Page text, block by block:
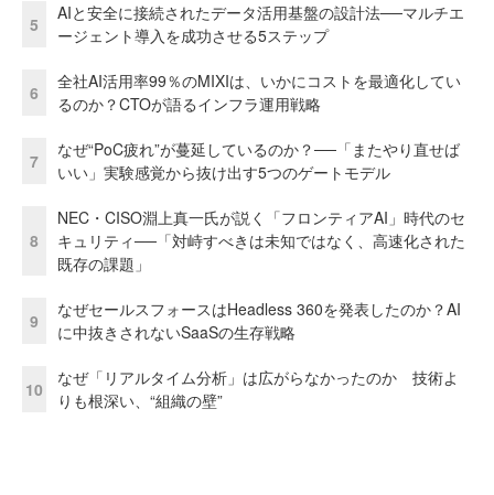
5
AIと安全に接続されたデータ活用基盤の設計法──マルチエ
ージェント導入を成功させる5ステップ
6
全社AI活用率99％のMIXIは、いかにコストを最適化してい
るのか？CTOが語るインフラ運用戦略
7
なぜ“PoC疲れ”が蔓延しているのか？──「またやり直せば
いい」実験感覚から抜け出す5つのゲートモデル
8
NEC・CISO淵上真一氏が説く「フロンティアAI」時代のセ
キュリティ──「対峙すべきは未知ではなく、高速化された
既存の課題」
9
なぜセールスフォースはHeadless 360を発表したのか？AI
に中抜きされないSaaSの生存戦略
10
なぜ「リアルタイム分析」は広がらなかったのか 技術よ
りも根深い、“組織の壁”